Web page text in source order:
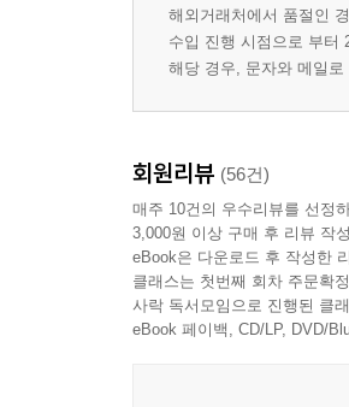
해외거래처에서 품절인
수입 진행 시점으로 부터
해당 경우, 문자와 메일
회원리뷰 (56건)
매주 10건의 우수리뷰를 선정
3,000원 이상 구매 후 리뷰 작
eBook은 다운로드 후 작성한
클래스는 첫번째 회차 주문확
사락 독서모임으로 진행된 클
eBook 페이백, CD/LP, DVD/